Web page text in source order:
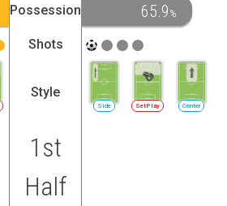
Possession 65.9 %
Shots
Style
Side SetPlay Center
1st
Half